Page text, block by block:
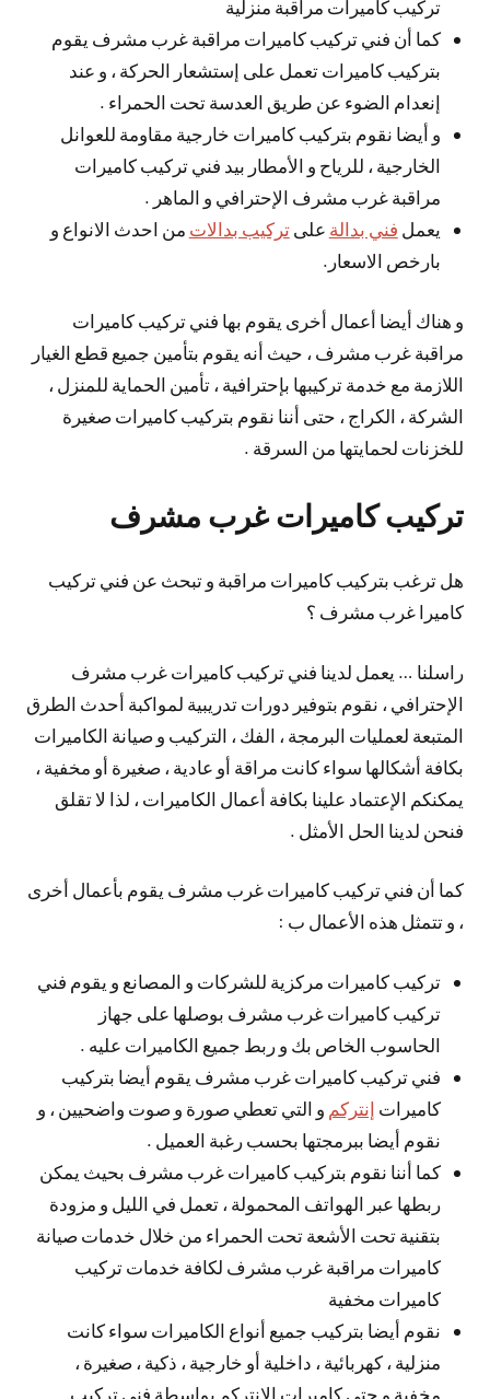
تركيب كاميرات مراقبة منزلية
كما أن فني تركيب كاميرات مراقبة غرب مشرف يقوم
بتركيب كاميرات تعمل على إستشعار الحركة ، و عند
إنعدام الضوء عن طريق العدسة تحت الحمراء .
و أيضا نقوم بتركيب كاميرات خارجية مقاومة للعوانل
الخارجية ، للرياح و الأمطار بيد فني تركيب كاميرات
مراقبة غرب مشرف الإحترافي و الماهر .
يعمل فني بدالة علىتركيب بدالات من احدث الانواع و
بارخص الاسعار.
و هناك أيضا أعمال أخرى يقوم بها فني تركيب كاميرات
مراقبة غرب مشرف ، حيث أنه يقوم بتأمين جميع قطع الغيار
اللازمة مع خدمة تركيبها بإحترافية ، تأمين الحماية للمنزل ،
الشركة ، الكراج ، حتى أننا نقوم بتركيب كاميرات صغيرة
للخزنات لحمايتها من السرقة .
تركيب كاميرات غرب مشرف
هل ترغب بتركيب كاميرات مراقبة و تبحث عن فني تركيب
كاميرا غرب مشرف ؟
راسلنا … يعمل لدينا فني تركيب كاميرات غرب مشرف
الإحترافي ، نقوم بتوفير دورات تدريبية لمواكبة أحدث الطرق
المتبعة لعمليات البرمجة ، الفك ، التركيب و صيانة الكاميرات
بكافة أشكالها سواء كانت مراقة أو عادية ، صغيرة أو مخفية ،
يمكنكم الإعتماد علينا بكافة أعمال الكاميرات ، لذا لا تقلق
فنحن لدينا الحل الأمثل .
كما أن فني تركيب كاميرات غرب مشرف يقوم بأعمال أخرى
، و تتمثل هذه الأعمال ب :
تركيب كاميرات مركزية للشركات و المصانع و يقوم فني
تركيب كاميرات غرب مشرف بوصلها على جهاز
الحاسوب الخاص بك و ربط جميع الكاميرات عليه .
فني تركيب كاميرات غرب مشرف يقوم أيضا بتركيب
كاميرات إنتركم و التي تعطي صورة و صوت واضحيين ، و
نقوم أيضا ببرمجتها بحسب رغبة العميل .
كما أننا نقوم بتركيب كاميرات غرب مشرف بحيث يمكن
ربطها عبر الهواتف المحمولة ، تعمل في الليل و مزودة
بتقنية تحت الأشعة تحت الحمراء من خلال خدمات صيانة
كاميرات مراقبة غرب مشرف لكافة خدمات تركيب
كاميرات مخفية
نقوم أيضا بتركيب جميع أنواع الكاميرات سواء كانت
منزلية ، كهربائية ، داخلية أو خارجية ، ذكية ، صغيرة ،
مخفية و حتى كاميرات الإنتركم بواسطة فني تركيب